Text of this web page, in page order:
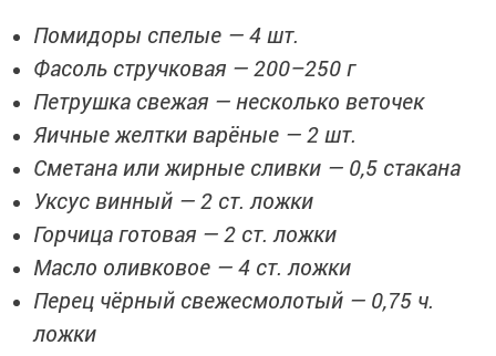
Помидоры спелые — 4 шт.
Фасоль стручковая — 200–250 г
Петрушка свежая — несколько веточек
Яичные желтки варёные — 2 шт.
Сметана или жирные сливки — 0,5 стакана
Уксус винный — 2 ст. ложки
Горчица готовая — 2 ст. ложки
Масло оливковое — 4 ст. ложки
Перец чёрный свежесмолотый — 0,75 ч.
ложки